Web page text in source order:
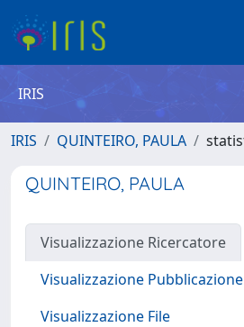
IRIS
IRIS QUINTEIRO, PAULA
QUINTEIRO, PAULA
Visualizzazione Ricercatore
Visualizzazione Pubblicazione
Visualizzazione File